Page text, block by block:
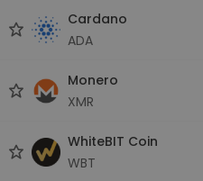
Cardano
ADA
Monero
XMR
WhiteBIT Coin
WBT